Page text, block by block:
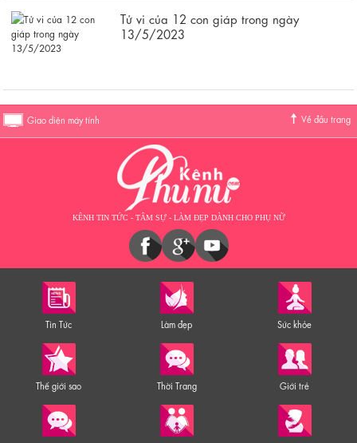
Tử vi của 12 con giáp trong ngày
13/5/2023
Giao diện máy tính Về đầu trang
KÊNH TIN TỨC - TÂM SỰ - LÀM ĐẸP DÀNH CHO PHỤ NỮ
Tin Tức Làm đẹp Sức khỏe
Thế giới sao Thời Trang Giới trẻ